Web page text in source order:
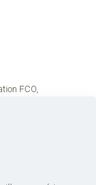
FCO,
-
permis CE Lons-
Lyon -